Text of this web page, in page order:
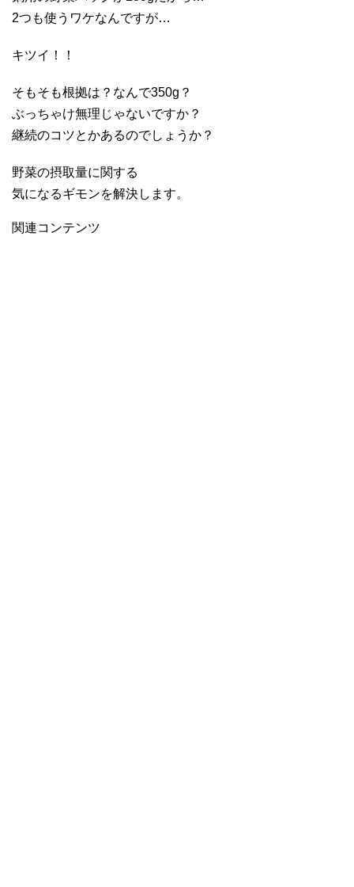
2つも使うワケなんですが…
キツイ！！
そもそも根拠は？なんで350g？
ぶっちゃけ無理じゃないですか？
継続のコツとかあるのでしょうか？
野菜の摂取量に関する
気になるギモンを解決します。
関連コンテンツ